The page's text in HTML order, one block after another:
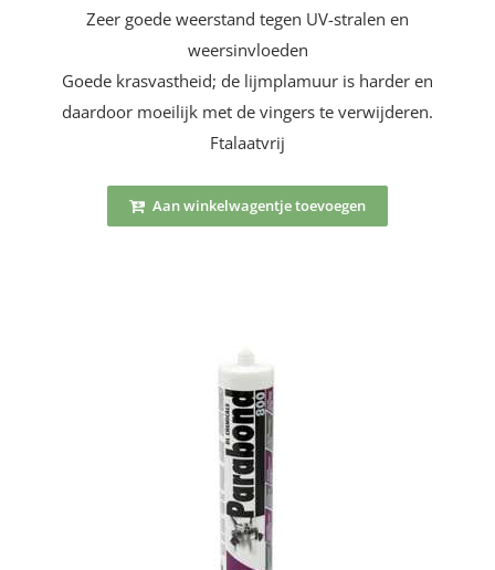
Zeer goede weerstand tegen UV-stralen en
weersinvloeden
Goede krasvastheid; de lijmplamuur is harder en
daardoor moeilijk met de vingers te verwijderen.
Ftalaatvrij
Aan winkelwagentje toevoegen